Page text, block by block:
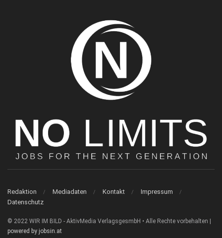
Redaktion Mediadaten Kontakt
Impressum
Datenschutz
© 2022 WIR IM BILD - AktivMedia VerlagsgesmbH • Alle Rechte vorbehalten |
powered by jobsin.at